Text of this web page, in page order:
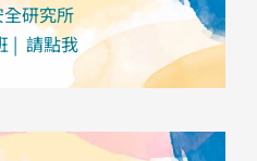
研究所
| 請點我